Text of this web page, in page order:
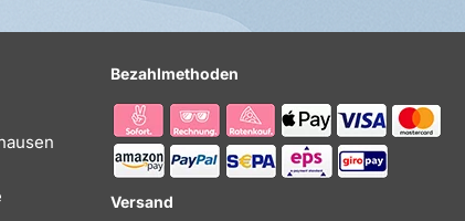
Bezahlmethoden
Versand